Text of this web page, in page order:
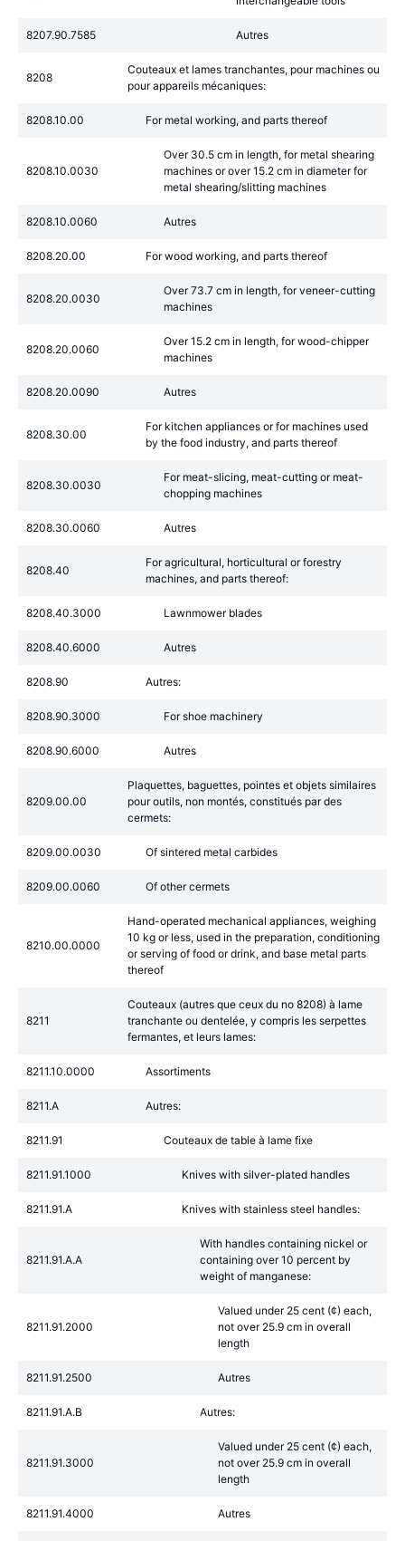
8207.90.7585 Autres
8208
Couteaux et lames tranchantes, pour machines ou
pour appareils mécaniques:
8208.10.00 For metal working, and parts thereof
8208.10.0030
Over 30.5 cm in length, for metal shearing
machines or over 15.2 cm in diameter for
metal shearing/slitting machines
8208.10.0060 Autres
8208.20.00 For wood working, and parts thereof
8208.20.0030
Over 73.7 cm in length, for veneer-cutting
machines
8208.20.0060
Over 15.2 cm in length, for wood-chipper
machines
8208.20.0090 Autres
8208.30.00
For kitchen appliances or for machines used
by the food industry, and parts thereof
8208.30.0030
For meat-slicing, meat-cutting or meat-
chopping machines
8208.30.0060 Autres
8208.40
For agricultural, horticultural or forestry
machines, and parts thereof:
8208.40.3000 Lawnmower blades
8208.40.6000 Autres
8208.90 Autres:
8208.90.3000 For shoe machinery
8208.90.6000 Autres
8209.00.00
Plaquettes, baguettes, pointes et objets similaires
pour outils, non montés, constitués par des
cermets:
8209.00.0030 Of sintered metal carbides
8209.00.0060 Of other cermets
8210.00.0000
Hand-operated mechanical appliances, weighing
10 kg or less, used in the preparation, conditioning
or serving of food or drink, and base metal parts
thereof
8211
Couteaux (autres que ceux du no 8208) à lame
tranchante ou dentelée, y compris les serpettes
fermantes, et leurs lames:
8211.10.0000 Assortiments
8211.A Autres:
8211.91 Couteaux de table à lame fixe
8211.91.1000 Knives with silver-plated handles
8211.91.A Knives with stainless steel handles:
8211.91.A.A
With handles containing nickel or
containing over 10 percent by
weight of manganese:
8211.91.2000
Valued under 25 cent (¢) each,
not over 25.9 cm in overall
length
8211.91.2500 Autres
8211.91.A.B Autres:
8211.91.3000
Valued under 25 cent (¢) each,
not over 25.9 cm in overall
length
8211.91.4000 Autres